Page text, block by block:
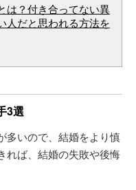
は？付き合ってない異
人だと思われる方法を
3選
多いので、結婚をより慎
れば、結婚の失敗や後悔